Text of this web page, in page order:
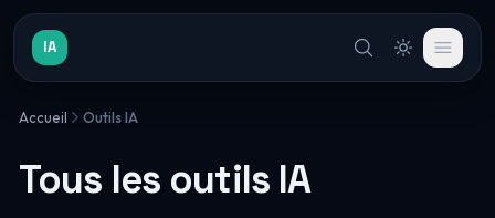
IA
Accueil Outils IA
Tous les outils IA